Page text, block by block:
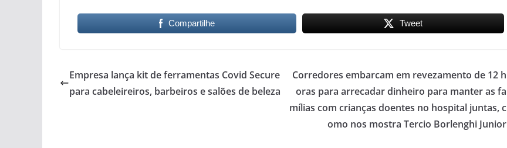
Compartilhe Tweet
Empresa lança kit de ferramentas Covid Secure
para cabeleireiros, barbeiros e salões de beleza
Corredores embarcam em revezamento de 12 h
oras para arrecadar dinheiro para manter as fa
mílias com crianças doentes no hospital juntas, c
omo nos mostra Tercio Borlenghi Junior